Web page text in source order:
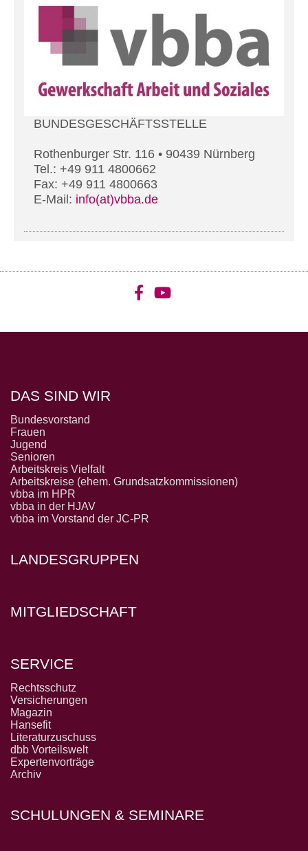
BUNDESGESCHÄFTSSTELLE
Rothenburger Str. 116 • 90439 Nürnberg
Tel.: +49 911 4800662
Fax: +49 911 4800663
E-Mail: info(at)vbba.de
DAS SIND WIR
Bundesvorstand
Frauen
Jugend
Senioren
Arbeitskreis Vielfalt
Arbeitskreise (ehem. Grundsatzkommissionen)
vbba im HPR
vbba in der HJAV
vbba im Vorstand der JC-PR
LANDESGRUPPEN
MITGLIEDSCHAFT
SERVICE
Rechtsschutz
Versicherungen
Magazin
Hansefit
Literaturzuschuss
dbb Vorteilswelt
Expertenvorträge
Archiv
SCHULUNGEN & SEMINARE